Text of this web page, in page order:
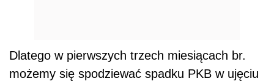
Dlatego w pierwszych trzech miesiącach br.
możemy się spodziewać spadku PKB w ujęciu